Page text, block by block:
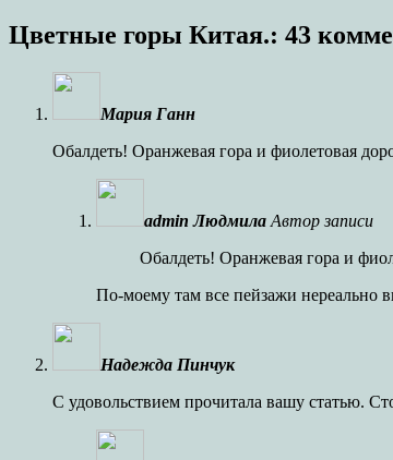
Цветные горы Китая.: 43
Мария Ганн
Обалдеть! Оранжевая гора и фиолетовая
admin Людмила Автор записи
Обалдеть! Оранжевая гора и
По-моему там все пейзажи нереально
Надежда Пинчук
С удовольствием прочитала вашу статью.